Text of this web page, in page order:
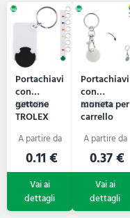
Portachiavi
con
gettone
TROLEX
52N41590
0.11 €
Portachiavi
con
moneta per
carrello
52N16751
0.37 €